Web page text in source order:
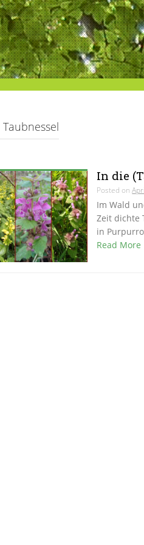
Taubnessel
In die
Posted on
Im Wald
Zeit dichte
in
Read More